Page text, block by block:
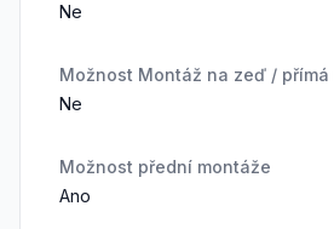
Ne
Možnost Montáž na zeď / přímá
Ne
Možnost přední montáže
Ano